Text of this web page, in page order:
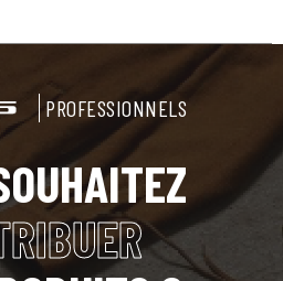
PROFESSIONNELS